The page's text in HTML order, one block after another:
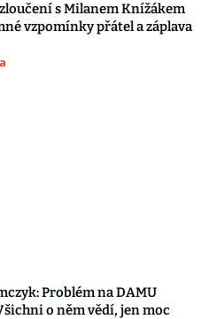
s Milanem Knížákem
vzpomínky přátel a záplava
Problém na DAMU
o něm vědí, jen moc